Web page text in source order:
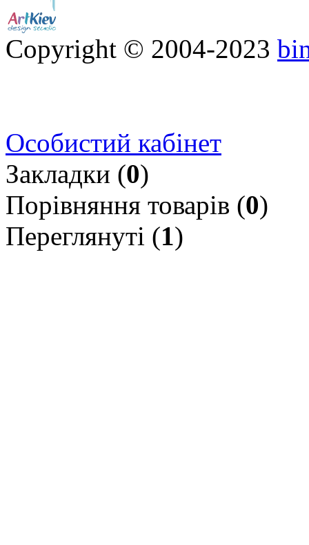
Copyright © 2004-2023
Особистий кабінет
Закладки (0)
Порівняння товарів (0)
Переглянуті (1)